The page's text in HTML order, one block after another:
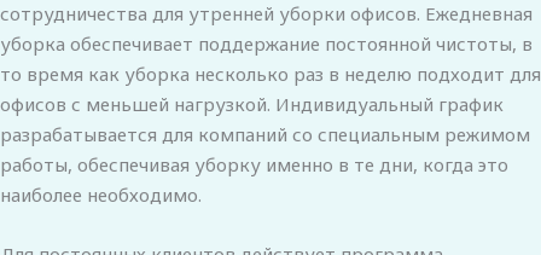
сотрудничества для утренней уборки офисов. Ежедневная
уборка обеспечивает поддержание постоянной чистоты, в
то время как уборка несколько раз в неделю подходит для
офисов с меньшей нагрузкой. Индивидуальный график
разрабатывается для компаний со специальным режимом
работы, обеспечивая уборку именно в те дни, когда это
наиболее необходимо.